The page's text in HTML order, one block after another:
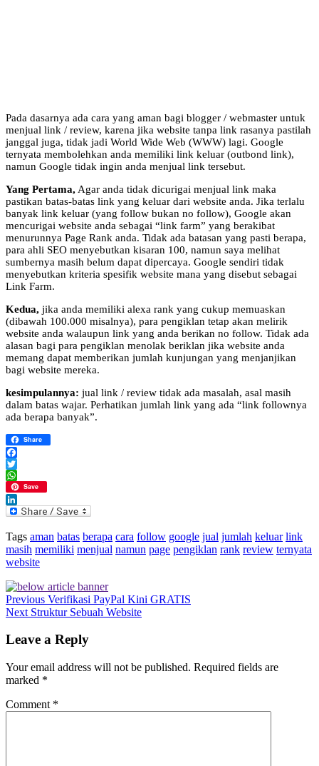
Pada dasarnya ada cara yang aman bagi blogger / webmaster untuk
menjual link / review, karena jika website tanpa link rasanya pastilah
janggal juga, tidak jadi World Wide Web (WWW) lagi. Google
ternyata membolehkan anda memiliki link keluar (outbond link),
namun Google tidak ingin anda menjual link tersebut.
Yang Pertama, Agar anda tidak dicurigai menjual link maka
pastikan batas-batas link yang keluar dari website anda. Jika terlalu
banyak link keluar (yang follow bukan no follow), Google akan
mencurigai website anda sebagai “link farm” yang berakibat
menurunnya Page Rank anda. Tidak ada batasan yang pasti berapa,
para ahli SEO menyebutkan kisaran 100, namun saya melihat
sumbernya masih belum dapat dipercaya. Google sendiri tidak
menyebutkan kriteria spesifik website mana yang disebut sebagai
Link Farm.
Kedua, jika anda memiliki alexa rank yang cukup memuaskan
(dibawah 100.000 misalnya), para pengiklan tetap akan melirik
website anda walaupun link yang anda berikan no follow. Tidak ada
alasan bagi para pengiklan menolak beriklan jika website anda
memang dapat memberikan jumlah kunjungan yang menjanjikan
bagi website mereka.
kesimpulannya: jual link / review tidak ada masalah, asal masih
dalam batas wajar. Perhatikan jumlah link yang ada “link follownya
ada berapa banyak”.
Share
Facebook
Twitter
WhatsApp
Save
LinkedIn
Tags aman batas berapa cara follow google jual jumlah keluar link
masih memiliki menjual namun page pengiklan rank review ternyata
website
Previous Verifikasi PayPal Kini GRATIS
Next Struktur Sebuah Website
Leave a Reply
Your email address will not be published. Required fields are
marked *
Comment *